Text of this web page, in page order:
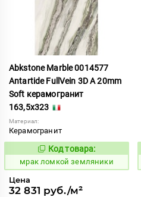
Abkstone Marble 0014577
Antartide FullVein 3D A 20mm
Soft керамогранит
163,5x323
Материал:
Керамогранит
1052906
Код товара:
мрак ломкой земляники
Цена
32 831 руб./м²